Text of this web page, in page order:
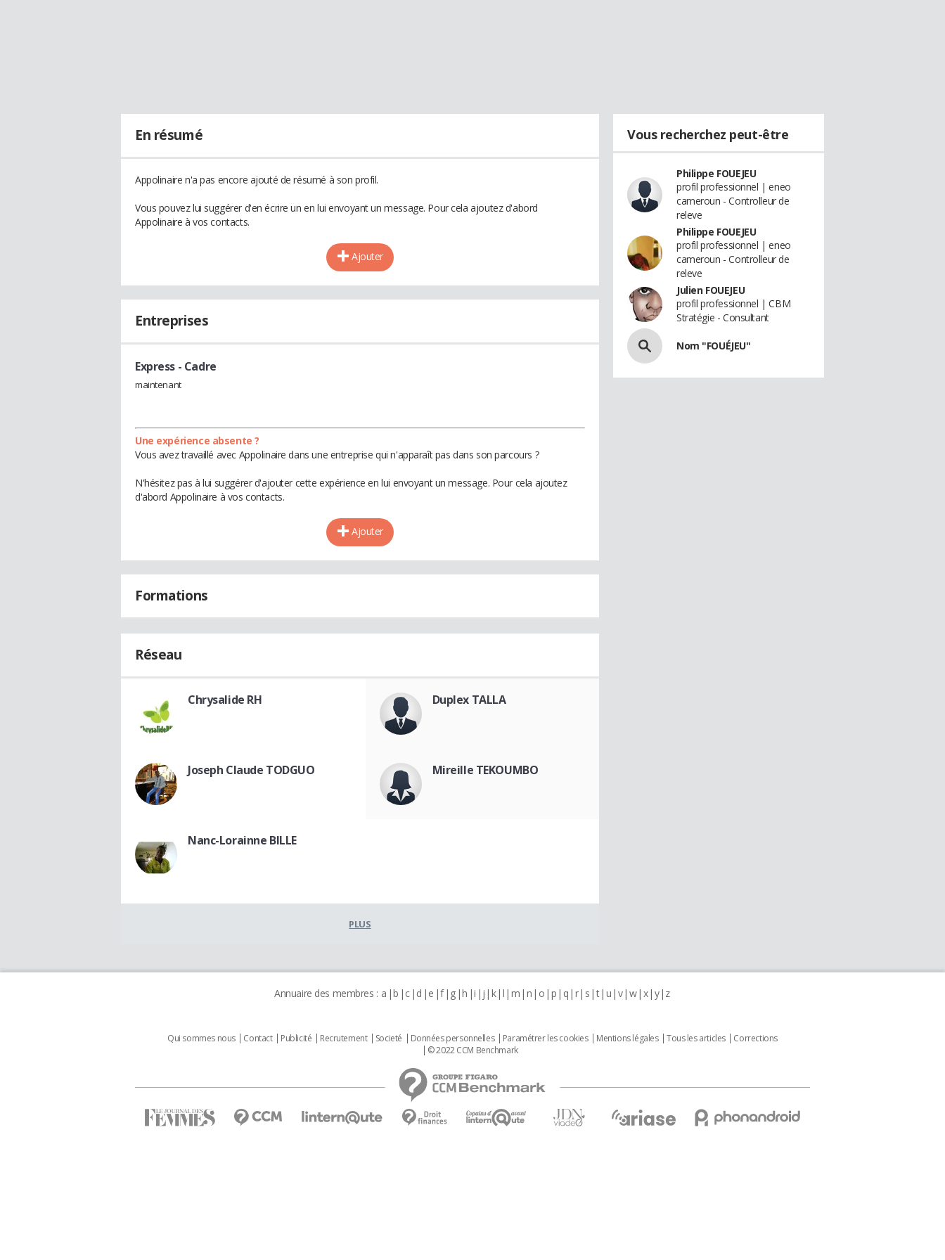
En résumé
Appolinaire n'a pas encore ajouté de résumé à son profil.
Vous pouvez lui suggérer d'en écrire un en lui envoyant un message. Pour cela ajoutez d'abord
Appolinaire à vos contacts.
Ajouter
Entreprises
Express - Cadre
maintenant
Une expérience absente ?
Vous avez travaillé avec Appolinaire dans une entreprise qui n'apparaît pas dans son parcours ?
N'hésitez pas à lui suggérer d'ajouter cette expérience en lui envoyant un message. Pour cela ajoutez
d'abord Appolinaire à vos contacts.
Ajouter
Formations
Réseau
Chrysalide RH Duplex TALLA
Joseph Claude TODGUO Mireille TEKOUMBO
Nanc-Lorainne BILLE
PLUS
Vous recherchez peut-être
Philippe FOUEJEU
profil professionnel | eneo
cameroun - Controlleur de
releve
Philippe FOUEJEU
profil professionnel | eneo
cameroun - Controlleur de
releve
Julien FOUEJEU
profil professionnel | CBM
Stratégie - Consultant
Nom "FOUÉJEU"
Annuaire des membres : a b c d e f g h i j k l m n o p q r s t u v w x y z
Qui sommes nous Contact Publicité Recrutement Societé Données personnelles Paramétrer les cookies Mentions légales Tous les articles
Corrections
© 2022 CCM Benchmark